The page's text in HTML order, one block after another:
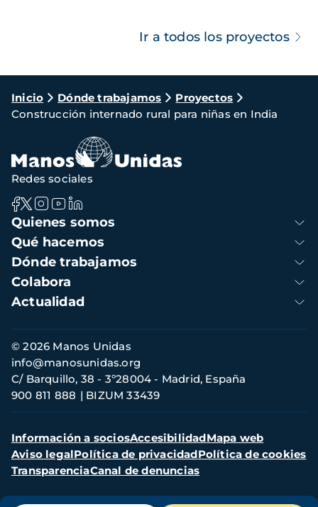
Ir a todos los proyectos
Ruta
de
navegación
Inicio Dónde trabajamos
Proyectos
Construcción internado rural para niñas en India
Navegación
principal
Quienes somos
Qué hacemos
Dónde trabajamos
Colabora
Actualidad
Redes sociales
Información
de
contacto
© 2026 Manos Unidas
C/ Barquillo, 38 - 3º28004 - Madrid, España
900 811 888
BIZUM 33439
info@manosunidas.org
Menú
secundario
Información a sociosAccesibilidadMapa web
Aviso legalPolítica de privacidadPolítica de cookies
TransparenciaCanal de denuncias